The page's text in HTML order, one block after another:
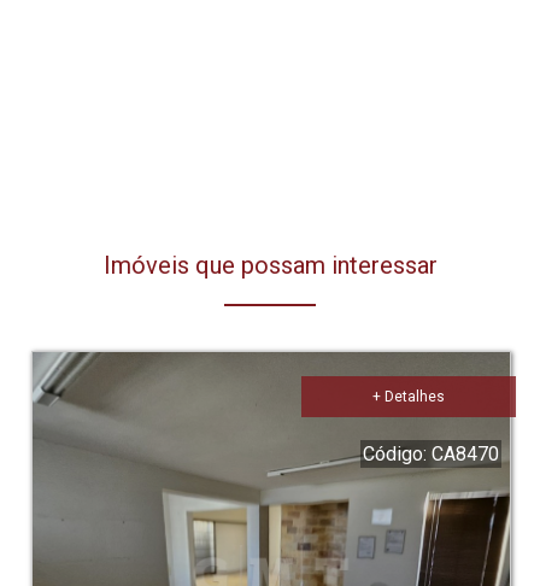
Imóveis que possam interessar
+ Detalhes
Código: CA8470